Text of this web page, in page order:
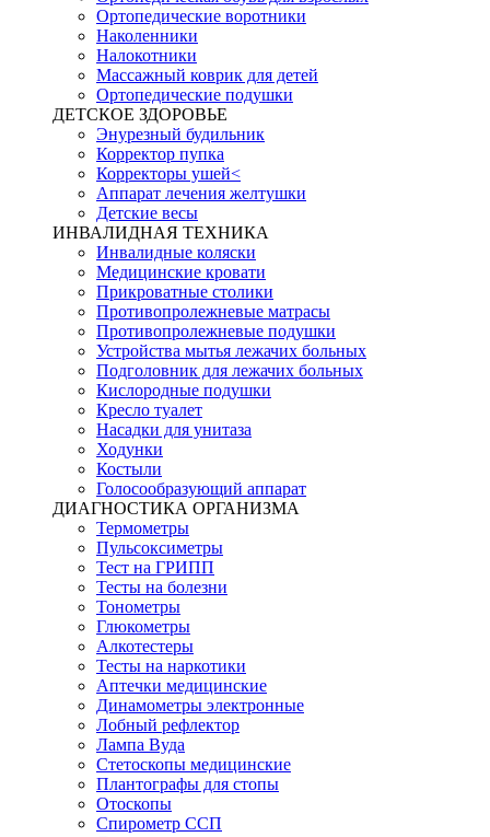
Ортопедические воротники
Наколенники
Налокотники
Массажный коврик для детей
Ортопедические подушки
ДЕТСКОЕ ЗДОРОВЬЕ
Энурезный будильник
Корректор пупка
Корректоры ушей<
Аппарат лечения желтушки
Детские весы
ИНВАЛИДНАЯ ТЕХНИКА
Инвалидные коляски
Медицинские кровати
Прикроватные столики
Противопролежневые матрасы
Противопролежневые подушки
Устройства мытья лежачих больных
Подголовник для лежачих больных
Кислородные подушки
Кресло туалет
Насадки для унитаза
Ходунки
Костыли
Голосообразующий аппарат
ДИАГНОСТИКА ОРГАНИЗМА
Термометры
Пульсоксиметры
Тест на ГРИПП
Тесты на болезни
Тонометры
Глюкометры
Алкотестеры
Тесты на наркотики
Аптечки медицинские
Динамометры электронные
Лобный рефлектор
Лампа Вуда
Стетоскопы медицинские
Плантографы для стопы
Отоскопы
Спирометр ССП